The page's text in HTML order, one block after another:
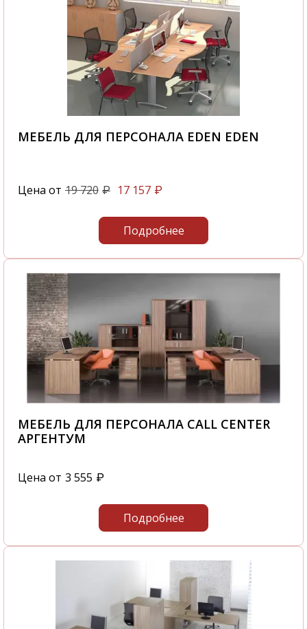
МЕБЕЛЬ ДЛЯ ПЕРСОНАЛА EDEN EDEN
Цена от 19 720 ₽ 17 157 ₽
Подробнее
МЕБЕЛЬ ДЛЯ ПЕРСОНАЛА CALL CENTER
АРГЕНТУМ
Цена от 3 555 ₽
Подробнее